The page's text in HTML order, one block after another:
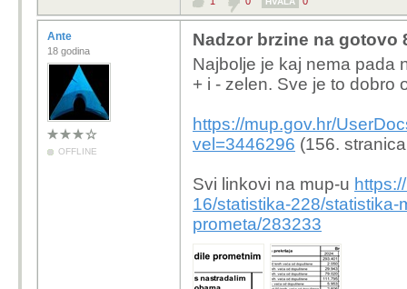
Ante
18 godina
OFFLINE
Nadzor brzine na gotovo
Najbolje je kaj nema pada
+ i - zelen. Sve je to dobro
https://mup.gov.hr/
vel=3446296 (156.
Svi linkovi na mup-u
16/statistika-228/
prometa/283233